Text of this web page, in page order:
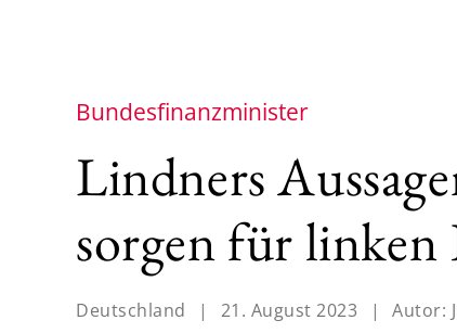
Bundesfinanzminister
Lindners
sorgen für
Deutschland | 21. August 2023 | Autor: